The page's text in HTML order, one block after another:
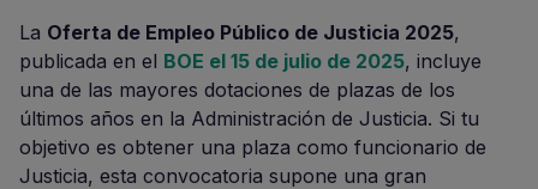
La Oferta de Empleo Público de Justicia 2025,
publicada en el BOE el 15 de julio de 2025, incluye
una de las mayores dotaciones de plazas de los
últimos años en la Administración de Justicia. Si tu
objetivo es obtener una plaza como funcionario de
Justicia, esta convocatoria supone una gran